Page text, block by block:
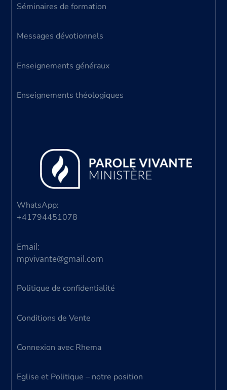
Séminaires de formation
Messages dévotionnels
Enseignements généraux
Enseignements théologiques
WhatsApp:
+41794451078
Email:
mpvivante@gmail.com
Politique de confidentialité
Conditions de Vente
Connexion avec Rhema
Eglise et Politique – notre position